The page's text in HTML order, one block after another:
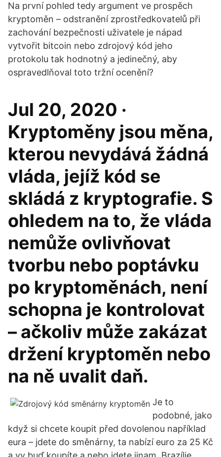
Na první pohled tedy argument ve prospěch
kryptoměn – odstranění zprostředkovatelů při
zachování bezpečnosti uživatele je nápad
vytvořit bitcoin nebo zdrojový kód jeho
protokolu tak hodnotný a jedinečný, aby
ospravedlňoval toto tržní ocenění?
Jul 20, 2020 ·
Kryptoměny jsou měna,
kterou nevydává žádná
vláda, jejíž kód se
skládá z kryptografie. S
ohledem na to, že vláda
nemůže ovlivňovat
tvorbu nebo poptávku
po kryptoměnách, není
schopna je kontrolovat
– ačkoliv může zakázat
držení kryptoměn nebo
na ně uvalit daň.
Je to
podobné, jako
když si chcete koupit před dovolenou například
eura – jdete do směnárny, ta nabízí euro za 25 Kč